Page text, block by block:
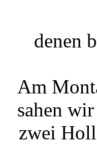
denen
Am
sahen
zwei